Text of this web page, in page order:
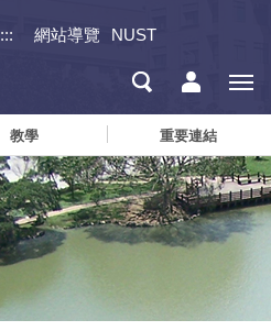
::: 網站導覽 NUST
教學 重要連結